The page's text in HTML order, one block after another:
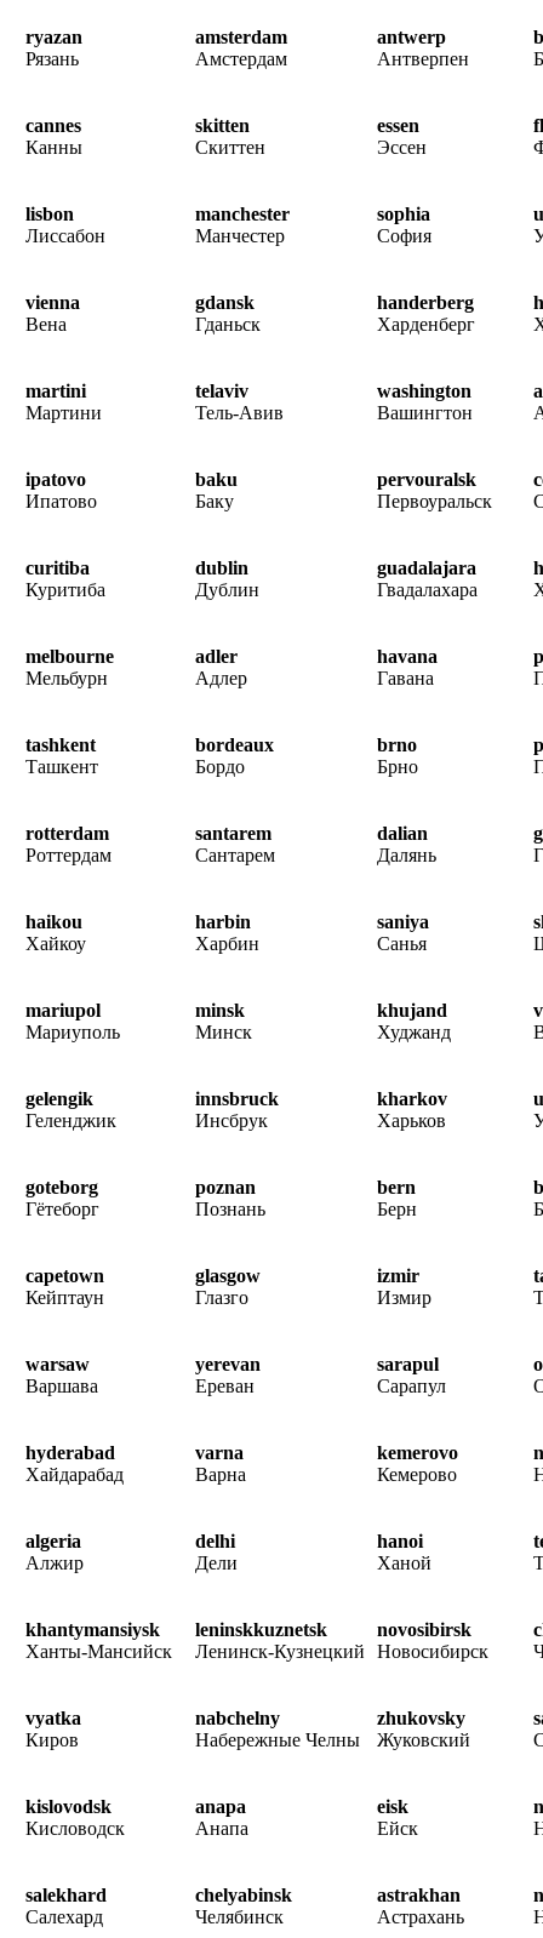
ryazan
Рязань
amsterdam
Амстердам
antwerp
Антверпен
cannes
Канны
skitten
Скиттен
essen
Эссен
lisbon
Лиссабон
manchester
Манчестер
sophia
София
vienna
Вена
gdansk
Гданьск
handerberg
Харденберг
martini
Мартини
telaviv
Тель-Авив
washington
Вашингтон
ipatovo
Ипатово
baku
Баку
pervouralsk
Первоуральск
curitiba
Куритиба
dublin
Дублин
guadalajara
Гвадалахара
melbourne
Мельбурн
adler
Адлер
havana
Гавана
tashkent
Ташкент
bordeaux
Бордо
brno
Брно
rotterdam
Роттердам
santarem
Сантарем
dalian
Далянь
haikou
Хайкоу
harbin
Харбин
saniya
Санья
mariupol
Мариуполь
minsk
Минск
khujand
Худжанд
gelengik
Геленджик
innsbruck
Инсбрук
kharkov
Харьков
goteborg
Гётеборг
poznan
Познань
bern
Берн
capetown
Кейптаун
glasgow
Глазго
izmir
Измир
warsaw
Варшава
yerevan
Ереван
sarapul
Сарапул
hyderabad
Хайдарабад
varna
Варна
kemerovo
Кемерово
algeria
Алжир
delhi
Дели
hanoi
Ханой
khantymansiysk
Ханты-Мансийск
leninskkuznetsk
Ленинск-Кузнецкий
novosibirsk
Новосибирск
vyatka
Киров
nabchelny
Набережные Челны
zhukovsky
Жуковский
kislovodsk
Кисловодск
anapa
Анапа
eisk
Ейск
salekhard
Салехард
chelyabinsk
Челябинск
astrakhan
Астрахань